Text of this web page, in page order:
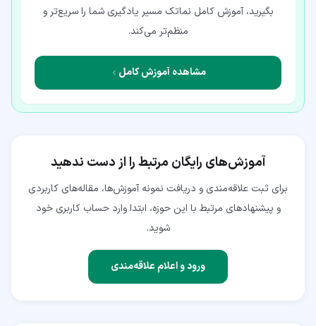
بگیرید، آموزش کامل نماتک مسیر یادگیری شما را سریع‌تر و
منظم‌تر می‌کند.
مشاهده آموزش کامل
آموزش‌های رایگان مرتبط را از دست ندهید
برای ثبت علاقه‌مندی و دریافت نمونه آموزش‌ها، مقاله‌های کاربردی
و پیشنهادهای مرتبط با این حوزه، ابتدا وارد حساب کاربری خود
شوید.
ورود و اعلام علاقه‌مندی